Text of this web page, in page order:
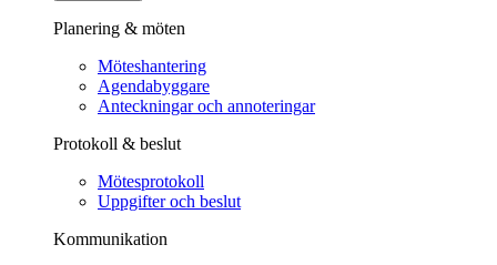
Planering & möten
Möteshantering
Agendabyggare
Anteckningar och annoteringar
Protokoll & beslut
Mötesprotokoll
Uppgifter och beslut
Kommunikation